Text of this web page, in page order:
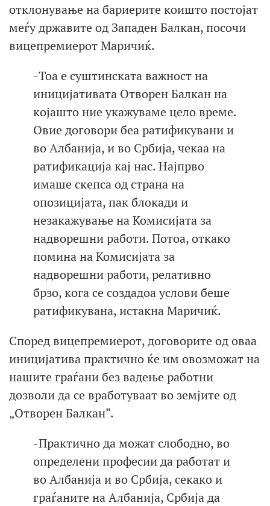
отклонување на бариерите коишто постојат
меѓу државите од Западен Балкан, посочи
вицепремиерот Маричиќ.
-Тоа е суштинската важност на
иницијативата Отворен Балкан на
којашто ние укажуваме цело време.
Овие договори беа ратификувани и
во Албанија, и во Србија, чекаа на
ратификација кај нас. Најпрво
имаше скепса од страна на
опозицијата, пак блокади и
незакажување на Комисијата за
надворешни работи. Потоа, откако
помина на Комисијата за
надворешни работи, релативно
брзо, кога се создадоа услови беше
ратификувана, истакна Маричиќ.
Според вицепремиерот, договорите од оваа
иницијатива практично ќе им овозможат на
нашите граѓани без вадење работни
дозволи да се вработуваат во земјите од
„Отворен Балкан“.
-Практично да можат слободно, во
определени професии да работат и
во Албанија и во Србија, секако и
граѓаните на Албанија, Србија да